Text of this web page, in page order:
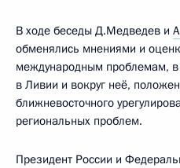
В ходе беседы Д.Медведев и
обменялись мнениями и
международным проблемам, в
в Ливии и вокруг неё,
ближневосточного
региональных проблем.
Президент России и